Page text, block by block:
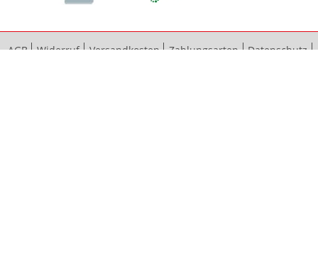
AGB Widerruf Versandkosten Zahlungsarten
Datenschutz